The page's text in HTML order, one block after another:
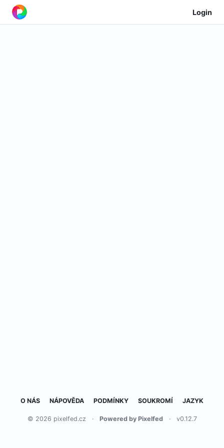
Login
O NÁS NÁPOVĚDA PODMÍNKY SOUKROMÍ JAZYK
© 2026 pixelfed.cz · Powered by Pixelfed · v0.12.7